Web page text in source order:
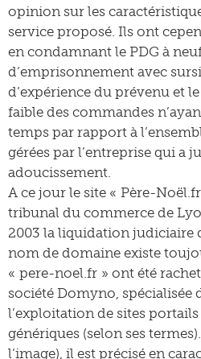
opinion sur les
service proposé. Ils ont
en condamnant le PDG à
d’emprisonnement avec
d’expérience du prévenu et
faible des commandes
temps par rapport à
gérées par l’entreprise qui a
adoucissement.
A ce jour le site « Père-
tribunal du commerce de
2003 la liquidation judiciaire
nom de domaine existe
« pere-noel.fr » ont été
société Domyno, spécialisée
l’exploitation de sites
génériques (selon ses
l’image), il est précisé en